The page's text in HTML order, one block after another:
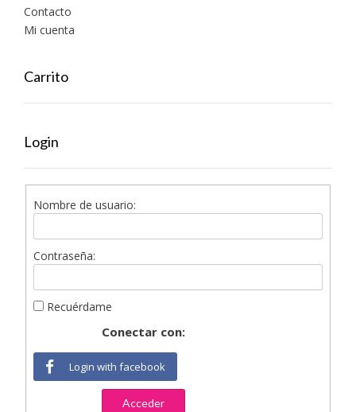
Contacto
Mi cuenta
Carrito
Login
Nombre de usuario:
Contraseña:
Recuérdame
Conectar con:
Login with facebook
Acceder